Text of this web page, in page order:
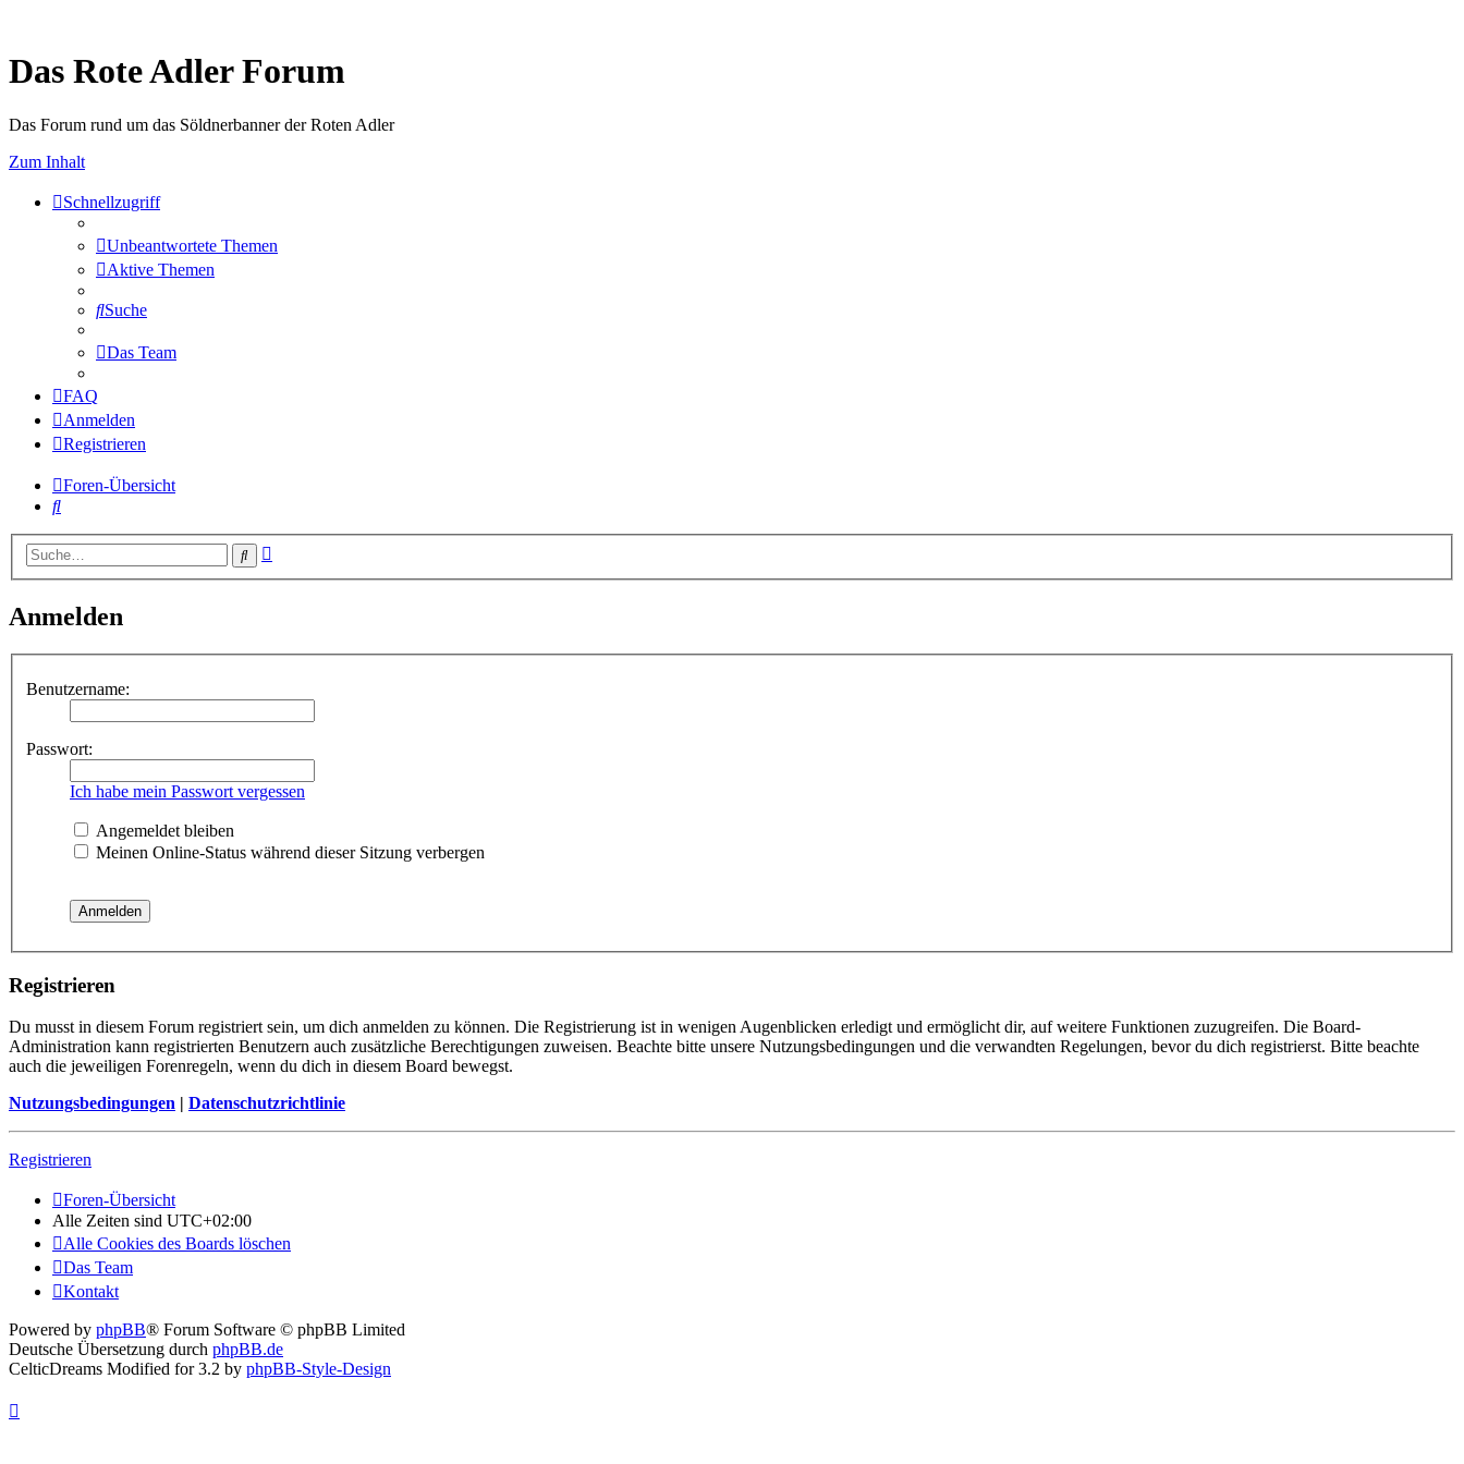
Das Rote Adler Forum
Das Forum rund um das Söldnerbanner der Roten Adler
Zum Inhalt
Schnellzugriff
Unbeantwortete Themen
Aktive Themen
Suche
Das Team
FAQ
Anmelden
Registrieren
Foren-Übersicht
Suche
Suche
Anmelden
Benutzername:
Passwort:
Ich habe mein Passwort vergessen
Angemeldet bleiben
Meinen Online-Status während dieser Sitzung verbergen
Registrieren
Du musst in diesem Forum registriert sein, um dich anmelden zu können. Die Registrierung ist in wenigen Augenblicken erledigt und ermöglicht dir, auf weitere Funktionen zuzugreifen. Die Board-
Administration kann registrierten Benutzern auch zusätzliche Berechtigungen zuweisen. Beachte bitte unsere Nutzungsbedingungen und die verwandten Regelungen, bevor du dich registrierst. Bitte beachte
auch die jeweiligen Forenregeln, wenn du dich in diesem Board bewegst.
Nutzungsbedingungen | Datenschutzrichtlinie
Registrieren
Foren-Übersicht
Alle Zeiten sind UTC+02:00
Alle Cookies des Boards löschen
Das Team
Kontakt
Powered by phpBB® Forum Software © phpBB Limited
Deutsche Übersetzung durch phpBB.de
CelticDreams Modified for 3.2 by phpBB-Style-Design